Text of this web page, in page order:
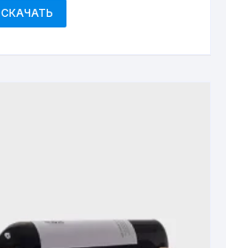
СКАЧАТЬ